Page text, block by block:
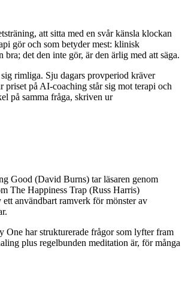
att sitta med en svår känsla klockan
gör och som betyder mest: klinisk
det den inte gör, är den ärlig med att säga.
rimliga. Sju dagars provperiod kräver
på AI-coaching står sig mot terapi och
på samma fråga, skriven ur
Good (David Burns) tar läsaren genom
The Happiness Trap (Russ Harris)
användbart ramverk för mönster av
One har strukturerade frågor som lyfter fram
plus regelbunden meditation är, för många